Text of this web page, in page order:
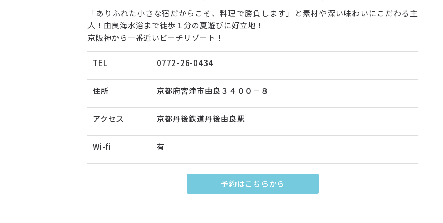
「ありふれた小さな宿だからこそ、料理で勝負します」と素材や深い味わいにこだわる主
人！由良海水浴まで徒歩１分の夏遊びに好立地！
京阪神から一番近いビーチリゾート！
TEL 0772-26-0434
住所 京都府宮津市由良３４００－８
アクセス 京都丹後鉄道丹後由良駅
Wi-fi 有
予約はこちらから